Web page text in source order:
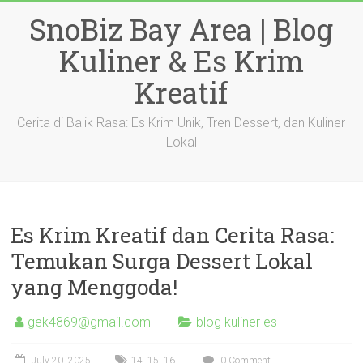
contentSnoBiz Bay Area | Blog
Kuliner & Es Krim
Kreatif
Cerita di Balik Rasa: Es Krim Unik, Tren Dessert, dan Kuliner
Lokal
Es Krim Kreatif dan Cerita Rasa:
Temukan Surga Dessert Lokal
yang Menggoda!
gek4869@gmail.com blog kuliner es
July 20, 2025 14 15 16 0 Comment